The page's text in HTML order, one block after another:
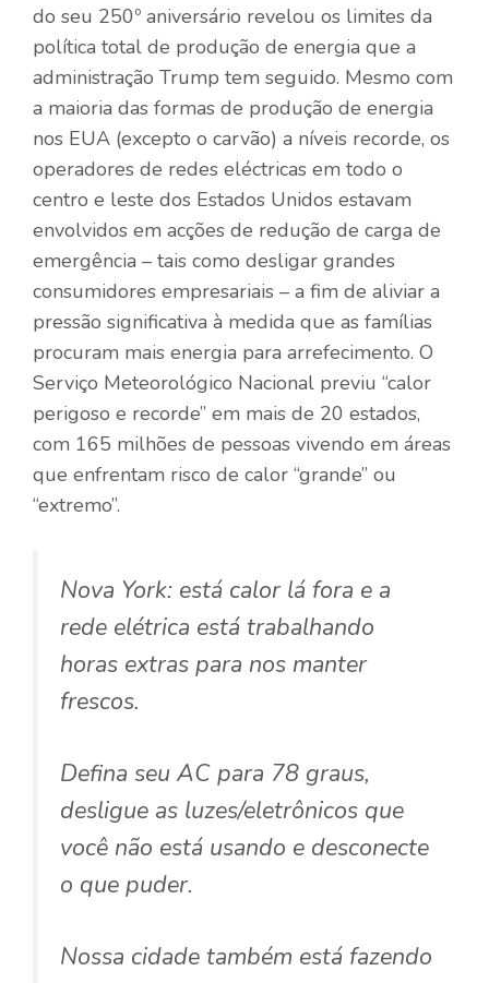
do seu 250º aniversário revelou os limites da
política total de produção de energia que a
administração Trump tem seguido. Mesmo com
a maioria das formas de produção de energia
nos EUA (excepto o carvão) a níveis recorde, os
operadores de redes eléctricas em todo o
centro e leste dos Estados Unidos estavam
envolvidos em acções de redução de carga de
emergência – tais como desligar grandes
consumidores empresariais – a fim de aliviar a
pressão significativa à medida que as famílias
procuram mais energia para arrefecimento. O
Serviço Meteorológico Nacional previu “calor
perigoso e recorde” em mais de 20 estados,
com 165 milhões de pessoas vivendo em áreas
que enfrentam risco de calor “grande” ou
“extremo”.
Nova York: está calor lá fora e a
rede elétrica está trabalhando
horas extras para nos manter
frescos.
Defina seu AC para 78 graus,
desligue as luzes/eletrônicos que
você não está usando e desconecte
o que puder.
Nossa cidade também está fazendo